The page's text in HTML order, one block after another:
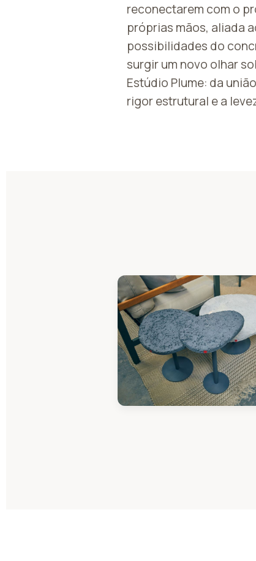
reconectarem com o
próprias mãos, aliada
possibilidades do
surgir um novo olhar
Estúdio Plume: da
rigor estrutural e a